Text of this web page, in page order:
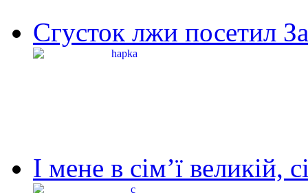
Сгусток лжи посетил
І мене в сім’ї великій,